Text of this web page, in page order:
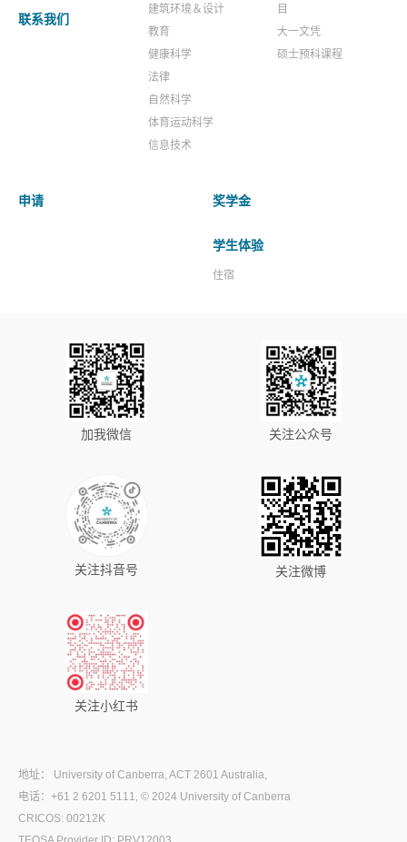
联系我们
建筑环境＆设计
教育
健康科学
法律
自然科学
体育运动科学
信息技术
目
大一文凭
硕士预科课程
申请 奖学金
学生体验
住宿
加我微信 关注公众号
关注抖音号 关注微博
关注小红书
地址： University of Canberra, ACT 2601 Australia,
电话：+61 2 6201 5111, © 2024 University of Canberra
CRICOS: 00212K